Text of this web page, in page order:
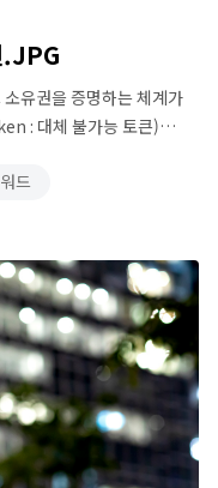
드
.JPG
유권을 증명하는 체계가
: 대체 불가능 토큰)
거쳤는데, 이제